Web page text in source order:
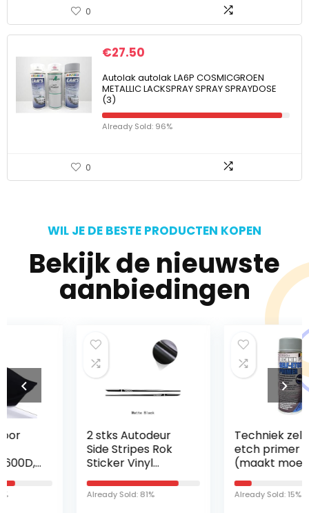
0
€27.50
Autolak autolak LA6P COSMICGROEN
METALLIC LACKSPRAY SPRAY SPRAYDOSE
(3)
Already Sold: 96%
0
WIL JE DE BESTE PRODUCTEN KOPEN
Bekijk de nieuwste
aanbiedingen
2 stks Autodeur
Side Stripes Rok
Sticker Vinyl
Edition 1 Decal
voor Mercedes
Be-NZ H Klas R230
Already Sold: 81%
Techniek zelf-
etch primer
(maakt moeilijke
motor- en
autooppervlakken
Already Sold: 15%